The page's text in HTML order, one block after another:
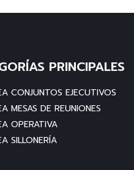
PRINCIPALES
CONJUNTOS EJECUTIVOS
MESAS DE REUNIONES
OPERATIVA
SILLONERÍA